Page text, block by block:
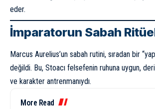
eder.
İmparatorun Sabah
Marcus Aurelius’un sabah rutini, sıradan bir
değildi. Bu, Stoacı felsefenin ruhuna uygun,
ve karakter antrenmanıydı.
More Read